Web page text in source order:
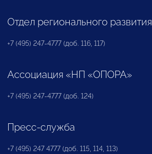
Отдел регионального развития
+7 (495) 247-4777 (доб. 116, 117)
Ассоциация «НП «ОПОРА»
+7 (495) 247-4777 (доб. 124)
Пресс-служба
+7 (495) 247 4777 (доб. 115, 114, 113)